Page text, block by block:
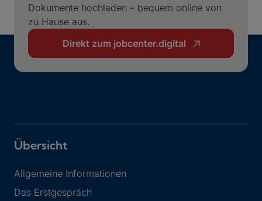
Dokumente hochladen – bequem online von
zu Hause aus.
Direkt zum jobcenter.digital
Übersicht
Allgemeine Informationen
Das Erstgespräch